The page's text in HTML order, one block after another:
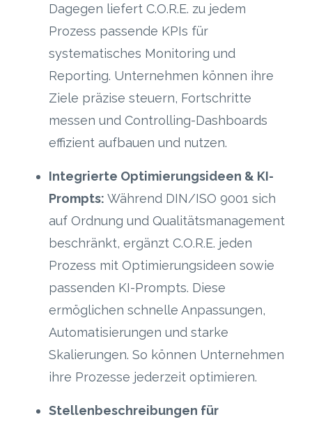
Dagegen liefert C.O.R.E. zu jedem
Prozess passende KPIs für
systematisches Monitoring und
Reporting. Unternehmen können ihre
Ziele präzise steuern, Fortschritte
messen und Controlling-Dashboards
effizient aufbauen und nutzen.
Integrierte Optimierungsideen & KI-
Prompts: Während DIN/ISO 9001 sich
auf Ordnung und Qualitätsmanagement
beschränkt, ergänzt C.O.R.E. jeden
Prozess mit Optimierungsideen sowie
passenden KI-Prompts. Diese
ermöglichen schnelle Anpassungen,
Automatisierungen und starke
Skalierungen. So können Unternehmen
ihre Prozesse jederzeit optimieren.
Stellenbeschreibungen für